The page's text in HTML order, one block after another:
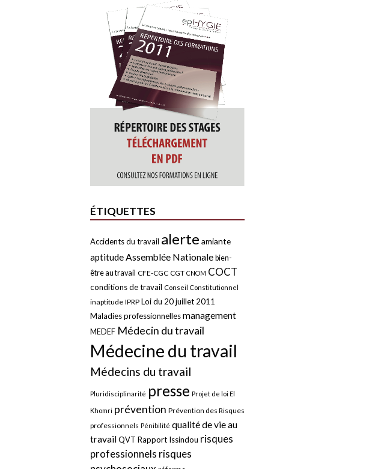
ÉTIQUETTES
Accidents du travail alerte amiante
aptitudeAssemblée Nationale bien-
être au travail CFE-CGC CGT CNOM COCT
conditions de travail Conseil Constitutionnel
inaptitude IPRP Loi du 20 juillet 2011
Maladies professionnellesmanagement
MEDEF Médecin du travail
Médecine du travail
Médecins du travail
Pluridisciplinarité presse Projet de loi El
Khomri prévention Prévention des Risques
professionnels Pénibilité qualité de vie au
travailQVT Rapport Issindou risques
professionnels risques